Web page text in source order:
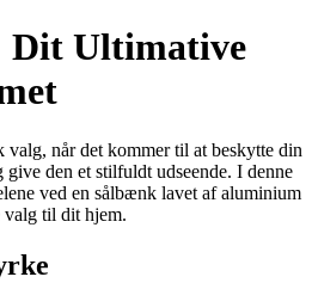
Ultimative
valg, når det kommer til at beskytte din
den et stilfuldt udseende. I denne
ved en sålbænk lavet af aluminium
valg til dit hjem.